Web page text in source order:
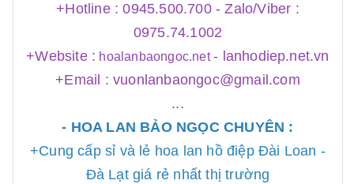
+Hotline : 0945.500.700 - Zalo/Viber :
0975.74.1002
+Website : hoalanbaongoc.net - lanhodiep.net.vn
+Email : vuonlanbaongoc@gmail.com
...
- HOA LAN BẢO NGỌC CHUYÊN :
+Cung cấp sỉ và lẻ hoa lan hồ điệp Đài Loan -
Đà Lạt giá rẻ nhất thị trường